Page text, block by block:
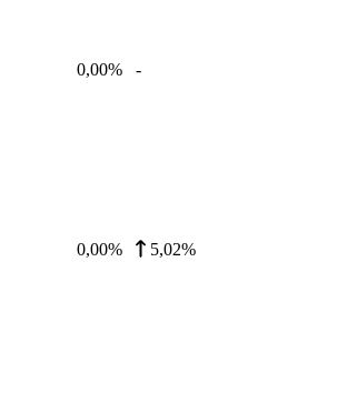
0,00% -
0,00% 5,02%